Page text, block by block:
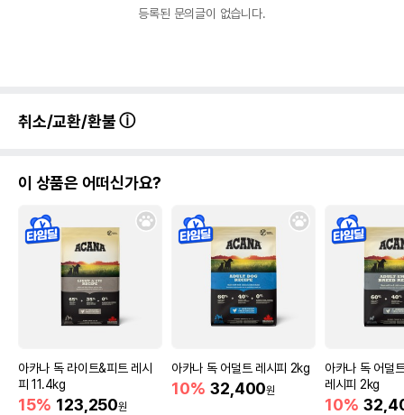
영양정보
조단백질
20% 21.98%
조섬유질 4% 4.4%
조회분
칼슘
오메가3 0.8% 0.88%
오메가6 2.75%
등록된 문의글이 없습니다.
취소/교환/환불
이 상품은 어떠신가요?
아카나 독 라이트&피트 레시
피 11.4kg
15% 123,250원
아카나 독 어덜트 레시피 2kg
10% 32,400원
아카나 독 어덜
레시피 2kg
10%